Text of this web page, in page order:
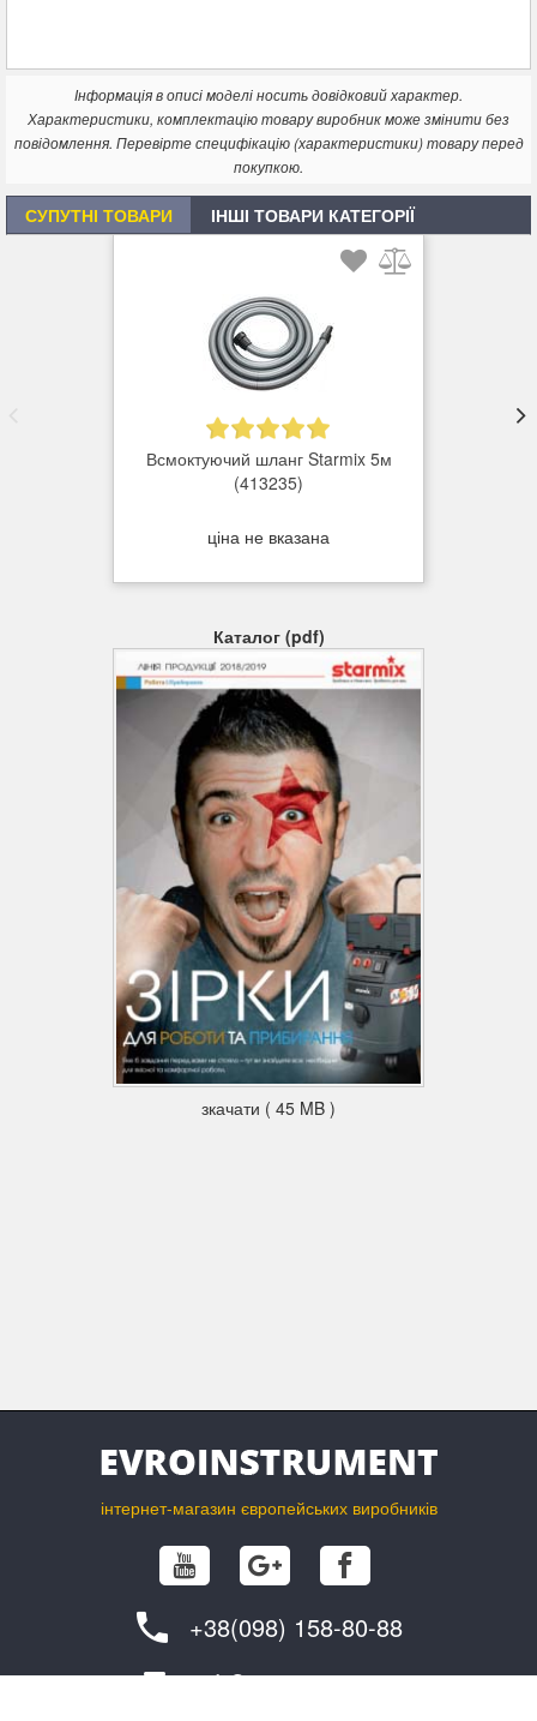
Інформація в описі моделі носить довідковий характер.
Характеристики, комплектацію товару виробник може змінити без
повідомлення. Перевірте специфікацію (характеристики) товару перед
покупкою.
СУПУТНІ ТОВАРИ ІНШІ ТОВАРИ КАТЕГОРІЇ
Всмоктуючий шланг Starmix 5м
(413235)
ціна не вказана
Каталог (pdf)
зкачати ( 45 MB )
інтернет-магазин європейських виробників
+38(098) 158-80-88
info@evroinstrument.com